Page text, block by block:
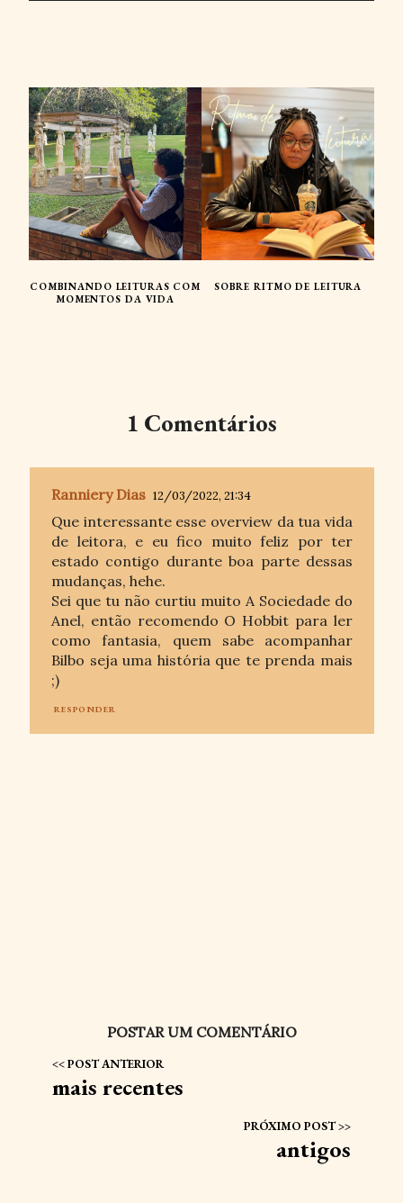
COMBINANDO LEITURAS COM
MOMENTOS DA VIDA
SOBRE RITMO DE LEITURA
1 Comentários
Ranniery Dias 12/03/2022, 21:34
Que interessante esse overview da tua vida
de leitora, e eu fico muito feliz por ter
estado contigo durante boa parte dessas
mudanças, hehe.
Sei que tu não curtiu muito A Sociedade do
Anel, então recomendo O Hobbit para ler
como fantasia, quem sabe acompanhar
Bilbo seja uma história que te prenda mais
;)
RESPONDER
POSTAR UM COMENTÁRIO
mais recentes
antigos